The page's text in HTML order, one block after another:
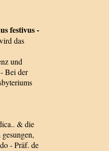
festivus -
das
und
Bei der
& die
- Präf. de